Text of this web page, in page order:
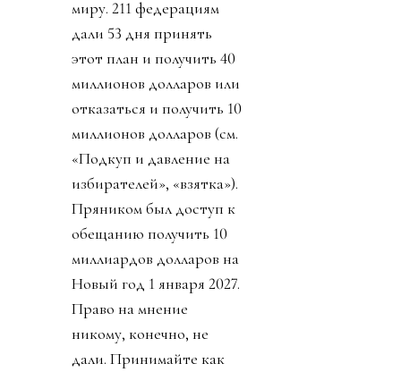
миру. 211 федерациям
дали 53 дня принять
этот план и получить 40
миллионов долларов или
отказаться и получить 10
миллионов долларов (см.
«Подкуп и давление на
избирателей», «взятка»).
Пряником был доступ к
обещанию получить 10
миллиардов долларов на
Новый год 1 января 2027.
Право на мнение
никому, конечно, не
дали. Принимайте как